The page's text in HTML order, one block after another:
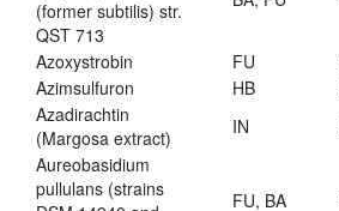
(former subtilis) str.
QST 713
Azoxystrobin FU
Azimsulfuron
HB
Azadirachtin
(Margosa extract)
IN
Aureobasidium
pullulans (strains
FU, BA